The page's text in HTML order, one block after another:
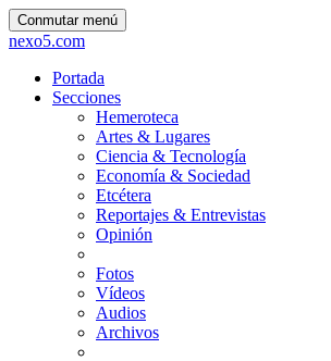
Conmutar menú
nexo5.com
Portada
Secciones
Hemeroteca
Artes & Lugares
Ciencia & Tecnología
Economía & Sociedad
Etcétera
Reportajes & Entrevistas
Opinión
Fotos
Vídeos
Audios
Archivos